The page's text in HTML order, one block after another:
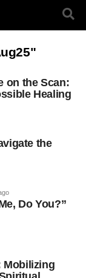
on the Scan:
Healing
the
Do You?”
Mobilizing